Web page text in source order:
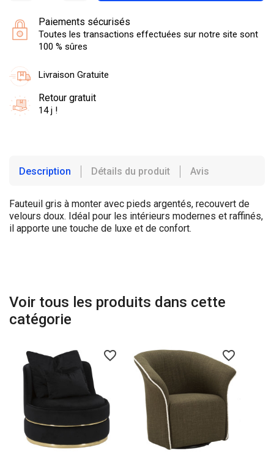
Paiements sécurisés
Toutes les transactions effectuées sur notre site sont
100 % sûres
Livraison Gratuite
Retour gratuit
14 j !
Description Détails du produit Avis
Fauteuil gris à monter avec pieds argentés, recouvert de
velours doux. Idéal pour les intérieurs modernes et raffinés,
il apporte une touche de luxe et de confort.
Voir tous les produits dans cette
catégorie
favorite_border favorite_border